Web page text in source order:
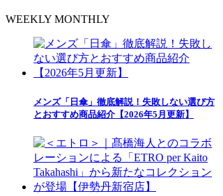
WEEKLY MONTHLY
メンズ「日傘」徹底解説！失敗しない選び方
とおすすめ商品紹介【2026年5月更新】